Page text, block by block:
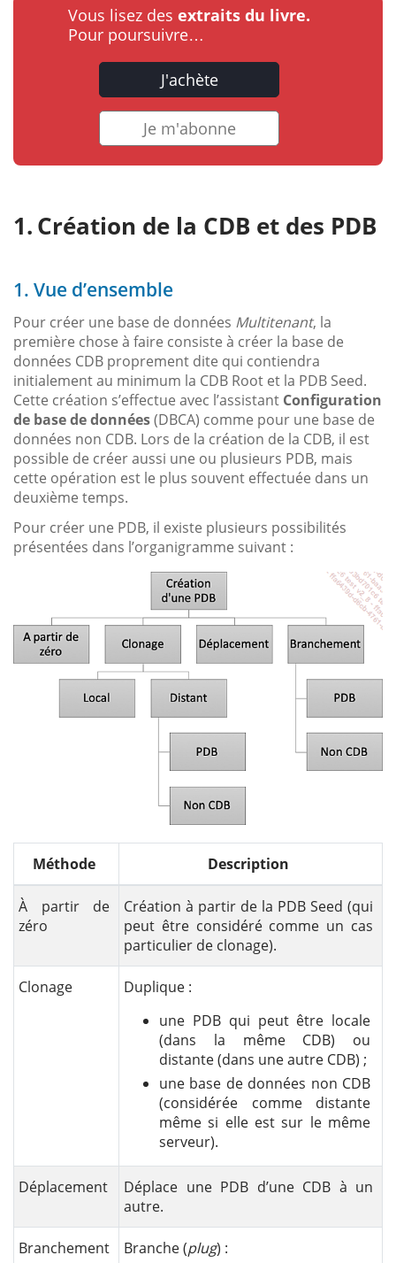
Vous lisez des extraits du livre.
Pour poursuivre…
J'achète
Je m'abonne
Création de la CDB et des PDB
1. Vue d’ensemble
Pour créer une base de données Multitenant, la
première chose à faire consiste à créer la base de
données CDB proprement dite qui contiendra
initialement au minimum la CDB Root et la PDB Seed.
Cette création s’effectue avec l’assistant Configuration
de base de données(DBCA) comme pour une base de
données non CDB. Lors de la création de la CDB, il est
possible de créer aussi une ou plusieurs PDB, mais
cette opération est le plus souvent effectuée dans un
deuxième temps.
Pour créer une PDB, il existe plusieurs possibilités
présentées dans l’organigramme suivant :
Méthode Description
À partir de
zéro
Création à partir de la PDB Seed (qui
peut être considéré comme un cas
particulier de clonage).
Clonage
Duplique :
une PDB qui peut être locale
(dans la même CDB) ou
distante (dans une autre CDB) ;
une base de données non CDB
(considérée comme distante
même si elle est sur le même
serveur).
Déplacement
Déplace une PDB d’une CDB à un
autre.
Branchement Branche (plug) :